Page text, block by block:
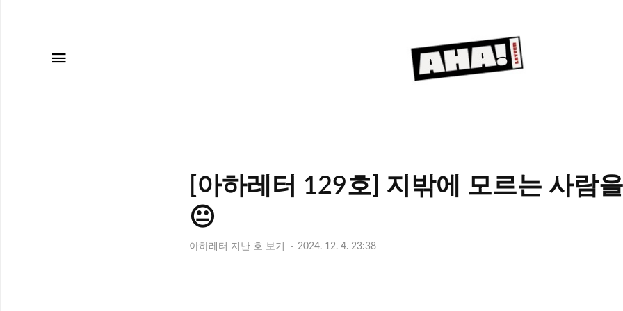
아
하
[아하레터 129호] 지밖에 모르는 사람
😐
아하레터 지난 호 보기 2024. 12. 4. 23:38